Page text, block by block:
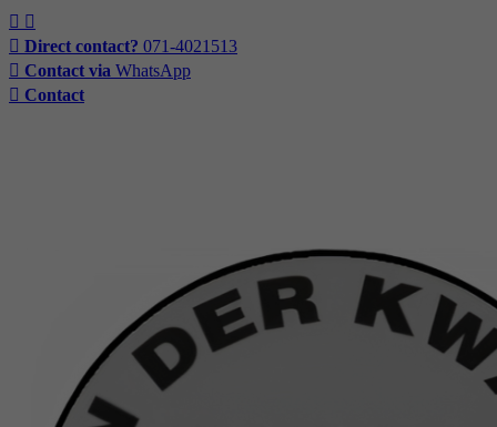
Direct contact? 071-4021513
Contact via WhatsApp
Contact